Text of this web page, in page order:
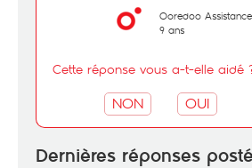
Ooredoo Assistance
9 ans
Cette réponse vous a-t-elle aidé
NON OUI
Dernières réponses